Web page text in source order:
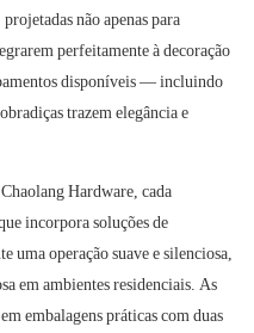
não apenas para
perfeitamente à decoração
disponíveis — incluindo
trazem elegância e
Hardware, cada
incorpora soluções de
uma operação suave e silenciosa,
em ambientes residenciais. As
embalagens práticas com duas